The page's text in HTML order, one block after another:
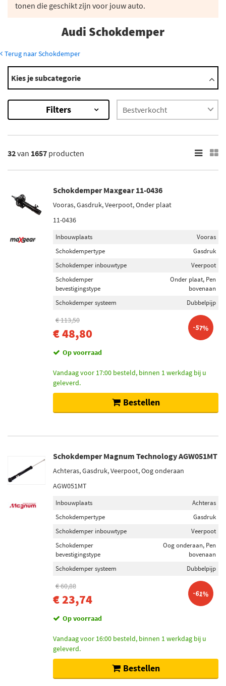
tonen die geschikt zijn voor jouw auto.
Audi Schokdemper
Terug naar Schokdemper
Modellen
100
200
80
90
×
Resultaten
Magnum Technology (75)
Maxgear (86)
Sachs (219)
Bilstein (278)
Categorieën
Trillingsdemper (33)
Schokdemper montageset (19)
Draagarm-/ reactiearm lager (4)
Inbouwplaats
Achteras (531)
Vooras (474)
Vooras links (60)
Vooras rechts (59)
Achteras rechts (51)
Schokdempertype
Gasdruk (1475)
Oliedruk (122)
Telescoop-schokdemper (535)
Veerpoot (475)
Veerdragende schokdemper (302)
Demper niet veerdragend (138)
Kies je subcategorie
Filters
32van 1657 producten
Schokdemper Maxgear 11-0436
Vooras, Gasdruk, Veerpoot, Onder plaat
11-0436
Inbouwplaats
Vooras
Schokdempertype
Gasdruk
Schokdemper inbouwtype
Veerpoot
Schokdemper
bevestigingstype
Onder plaat, Pen
bovenaan
Schokdemper systeem
Dubbelpijp
€ 113,50
€ 48,80 -57%
Op voorraad
Vandaag voor 17:00 besteld, binnen 1 werkdag bij u
geleverd.
Bestellen
Schokdemper Magnum Technology AGW051MT
Achteras, Gasdruk, Veerpoot, Oog onderaan
AGW051MT
Inbouwplaats
Achteras
Schokdempertype
Gasdruk
Schokdemper inbouwtype
Veerpoot
Schokdemper
bevestigingstype
Oog onderaan, Pen
bovenaan
Schokdemper systeem
Dubbelpijp
€ 60,88
€ 23,74 -61%
Op voorraad
Vandaag voor 16:00 besteld, binnen 1 werkdag bij u
geleverd.
Bestellen